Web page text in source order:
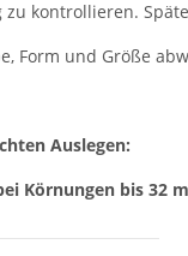
kontrollieren.
Form und Größe
Auslegen:
Körnungen bis 32